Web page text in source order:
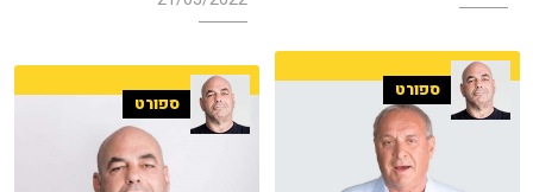
ספורט
ספורט